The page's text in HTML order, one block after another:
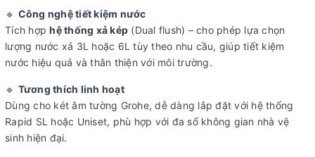
🔹 Công nghệ tiết kiệm nước
Tích hợphệ thống xả kép (Dual flush) – cho phép lựa chọn
lượng nước xả 3L hoặc 6L tùy theo nhu cầu, giúp tiết kiệm
nước hiệu quả và thân thiện với môi trường.
🔹 Tương thích linh hoạt
Dùng cho két âm tường Grohe, dễ dàng lắp đặt với hệ thống
Rapid SL hoặc Uniset, phù hợp với đa số không gian nhà vệ
sinh hiện đại.